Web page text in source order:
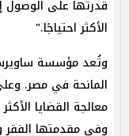
قدرتها على الوصول
الأكثر احتياجًا."
وتُعد مؤسسة
معالجة القضايا
وفي مقدمتها الفقر